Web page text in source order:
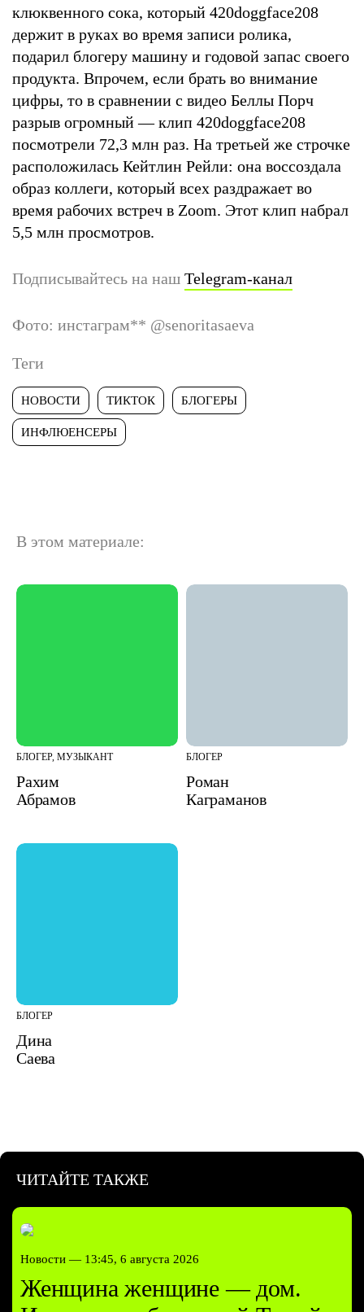
клюквенного сока, который 420doggface208
держит в руках во время записи ролика,
подарил блогеру машину и годовой запас своего
продукта. Впрочем, если брать во внимание
цифры, то в сравнении с видео Беллы Порч
разрыв огромный — клип 420doggface208
посмотрели 72,3 млн раз. На третьей же строчке
расположилась Кейтлин Рейли: она воссоздала
образ коллеги, который всех раздражает во
время рабочих встреч в Zoom. Этот клип набрал
5,5 млн просмотров.
Подписывайтесь на наш Telegram-канал
Фото: инстаграм** @senoritasaeva
Теги
НОВОСТИ ТИКТОК БЛОГЕРЫ
ИНФЛЮЕНСЕРЫ
В этом материале:
БЛОГЕР, МУЗЫКАНТ
Рахим
Абрамов
БЛОГЕР
Роман
Каграманов
БЛОГЕР
Дина
Саева
ЧИТАЙТЕ ТАКЖЕ
Новости — 13:45, 6 августа 2026
Женщина женщине — дом.